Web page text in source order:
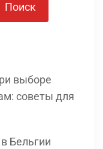
Поиск
выборе
советы для
Бельгии